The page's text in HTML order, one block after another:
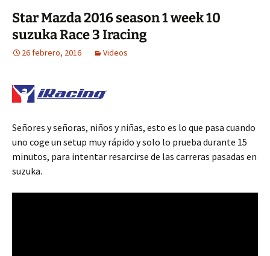
Star Mazda 2016 season 1 week 10
suzuka Race 3 Iracing
26 febrero, 2016 Videos
Señores y señoras, niños y niñas, esto es lo que pasa cuando
uno coge un setup muy rápido y solo lo prueba durante 15
minutos, para intentar resarcirse de las carreras pasadas en
suzuka.